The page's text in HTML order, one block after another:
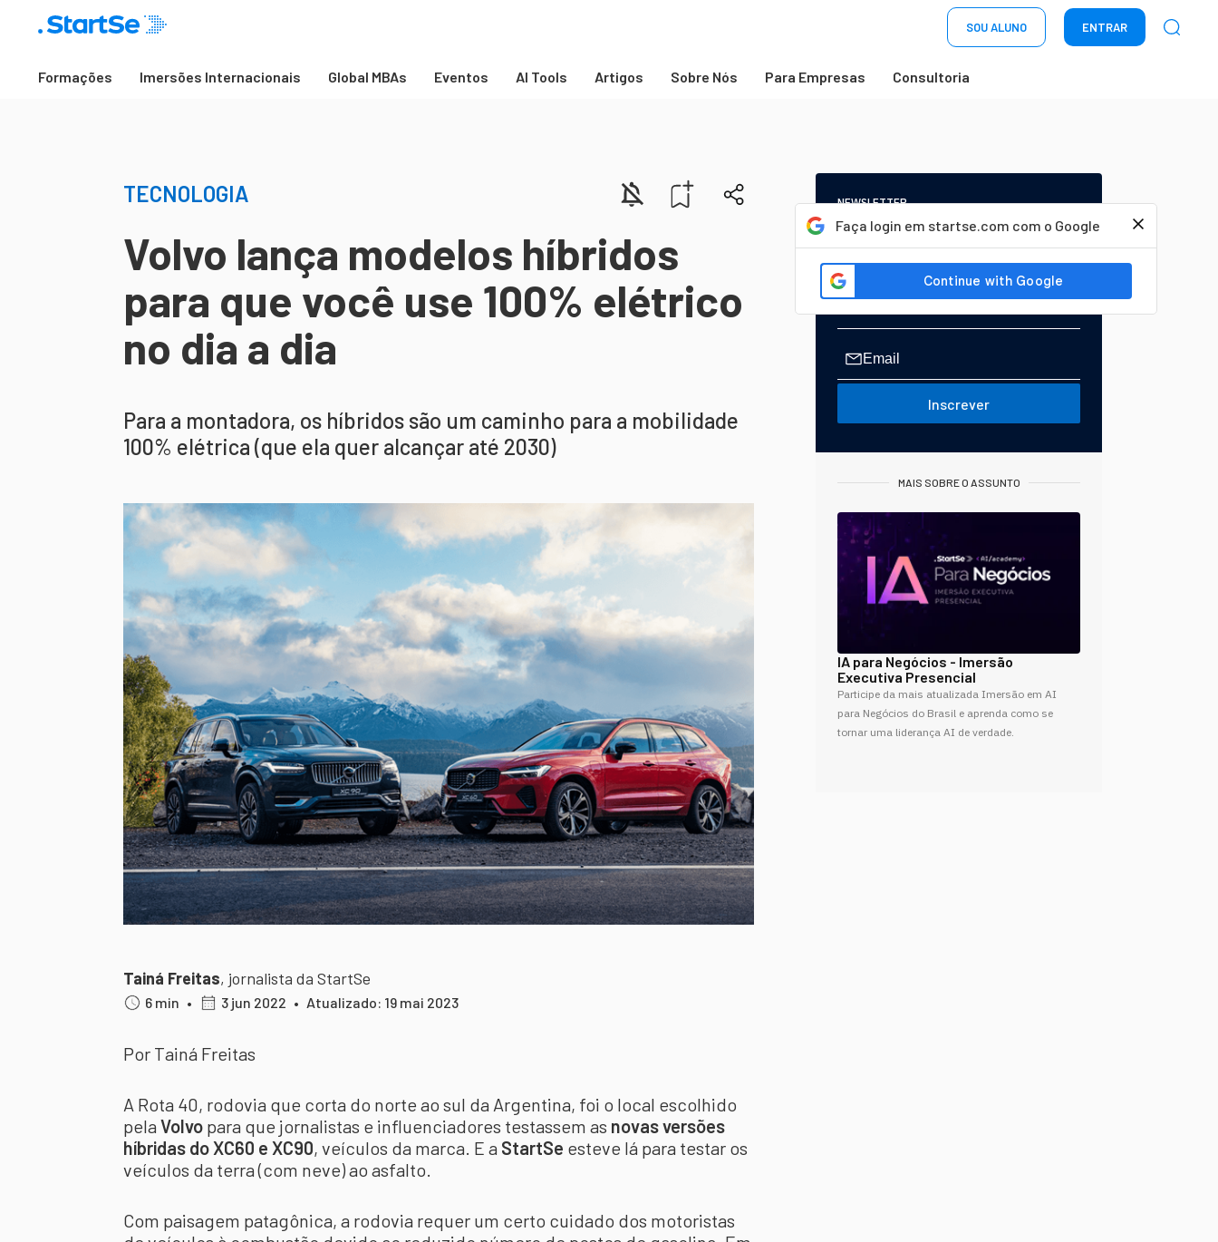
SOU ALUNO ENTRAR
Formações Imersões Internacionais Global MBAs Eventos AI Tools Artigos Sobre Nós Para Empresas Consultoria
Faça login em startse.com com o Google
TECNOLOGIA
Volvo lança modelos híbridos
para que você use 100% elétrico
no dia a dia
Para a montadora, os híbridos são um caminho para a mobilidade
100% elétrica (que ela quer alcançar até 2030)
Tainá Freitas, jornalista da StartSe
6 min • 3 jun 2022 • Atualizado: 19 mai 2023
Por Tainá Freitas
A Rota 40, rodovia que corta do norte ao sul da Argentina, foi o local escolhido
pela Volvo para que jornalistas e influenciadores testassem as novas versões
híbridas do XC60 e XC90, veículos da marca. E a StartSe esteve lá para testar os
veículos da terra (com neve) ao asfalto.
Com paisagem patagônica, a rodovia requer um certo cuidado dos motoristas
NEWSLETTER
Start Seu dia:
A Newsletter do AGORA!
Inscrever
MAIS SOBRE O ASSUNTO
IA para Negócios - Imersão
Executiva Presencial
Participe da mais atualizada Imersão em AI
para Negócios do Brasil e aprenda como se
tornar uma liderança AI de verdade.